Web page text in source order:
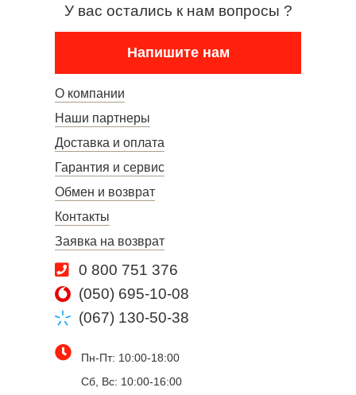
У вас остались к нам вопросы ?
Напишите нам
О компании
Наши партнеры
Доставка и оплата
Гарантия и сервис
Обмен и возврат
Контакты
Заявка на возврат
0 800 751 376
(050) 695-10-08
(067) 130-50-38
Пн-Пт: 10:00-18:00
Сб, Вс: 10:00-16:00